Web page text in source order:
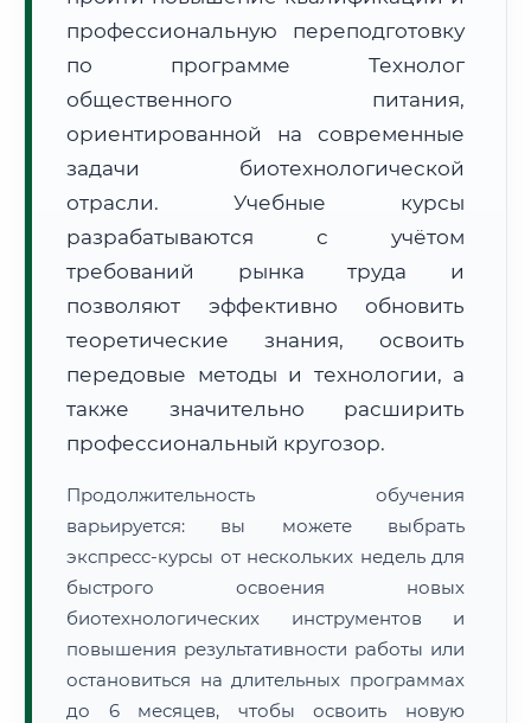
Расчет логистики оригиналов:
• Экспресс-доставка СДЭК / Почтой:4–6 рабочих дней
📜 Документы и аккредитация
🔍Нажмите на документ для увеличения и просмотра
профессиональную переподготовку
по программе Технолог
общественного питания,
ориентированной на современные
задачи биотехнологической
отрасли. Учебные курсы
разрабатываются с учётом
требований рынка труда и
позволяют эффективно обновить
теоретические знания, освоить
передовые методы и технологии, а
также значительно расширить
профессиональный кругозор.
Продолжительность обучения
варьируется: вы можете выбрать
экспресс-курсы от нескольких недель для
быстрого освоения новых
биотехнологических инструментов и
повышения результативности работы или
остановиться на длительных программах
до 6 месяцев, чтобы освоить новую